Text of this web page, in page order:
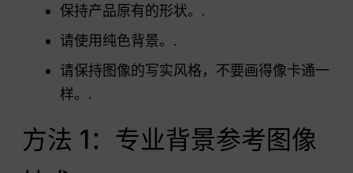
保持产品原有的形状。.
请使用纯色背景。.
请保持图像的写实风格，不要画得像卡通一
样。.
方法 1：专业背景参考图像